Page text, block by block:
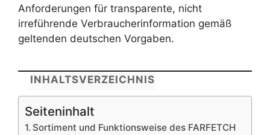
Anforderungen für transparente, nicht
irreführende Verbraucherinformation gemäß
geltenden deutschen Vorgaben.
INHALTSVERZEICHNIS
Seiteninhalt
Sortiment und Funktionsweise des FARFETCH